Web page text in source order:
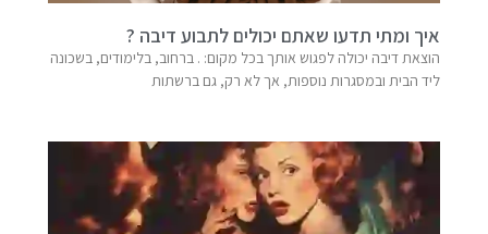
איך ומתי תדעו שאתם יכולים לתבוע דיבה ?
הוצאת דיבה יכולה לפגוש אותך בכל מקום: . ברחוב, בלימודים, בשכונה
ליד הבית ובמסגרות נוספות, אך לא רק, גם ברשתות